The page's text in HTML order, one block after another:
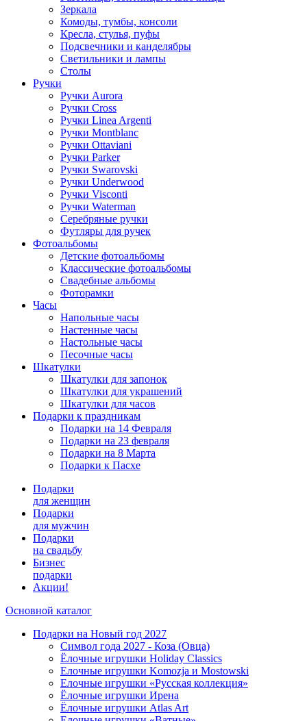
Зеркала
Комоды, тумбы, консоли
Кресла, стулья, пуфы
Подсвечники и канделябры
Светильники и лампы
Столы
Ручки
Ручки Aurora
Ручки Cross
Ручки Linea Argenti
Ручки Montblanc
Ручки Ottaviani
Ручки Parker
Ручки Swarovski
Ручки Underwood
Ручки Visconti
Ручки Waterman
Серебряные ручки
Футляры для ручек
Фотоальбомы
Детские фотоальбомы
Классические фотоальбомы
Свадебные альбомы
Фоторамки
Часы
Напольные часы
Настенные часы
Настольные часы
Песочные часы
Шкатулки
Шкатулки для запонок
Шкатулки для украшений
Шкатулки для часов
Подарки к праздникам
Подарки на 14 Февраля
Подарки на 23 февраля
Подарки на 8 Марта
Подарки к Пасхе
Подарки
для женщин
Подарки
для мужчин
Подарки
на свадьбу
Бизнес
подарки
Акции!
Основной каталог
Подарки на Новый год 2027
Символ года 2027 - Коза (Овца)
Ёлочные игрушки Holiday Classics
Елочные игрушки Komozja и Mostowski
Елочные игрушки «Русская коллекция»
Ёлочные игрушки Ирена
Ёлочные игрушки Atlas Art